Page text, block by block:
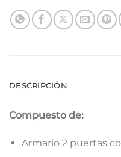
DESCRIPCIÓN
Compuesto de:
Armario 2 puertas